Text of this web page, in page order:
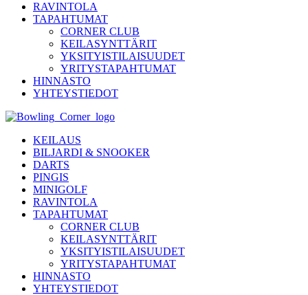
RAVINTOLA
TAPAHTUMAT
CORNER CLUB
KEILASYNTTÄRIT
YKSITYISTILAISUUDET
YRITYSTAPAHTUMAT
HINNASTO
YHTEYSTIEDOT
KEILAUS
BILJARDI & SNOOKER
DARTS
PINGIS
MINIGOLF
RAVINTOLA
TAPAHTUMAT
CORNER CLUB
KEILASYNTTÄRIT
YKSITYISTILAISUUDET
YRITYSTAPAHTUMAT
HINNASTO
YHTEYSTIEDOT